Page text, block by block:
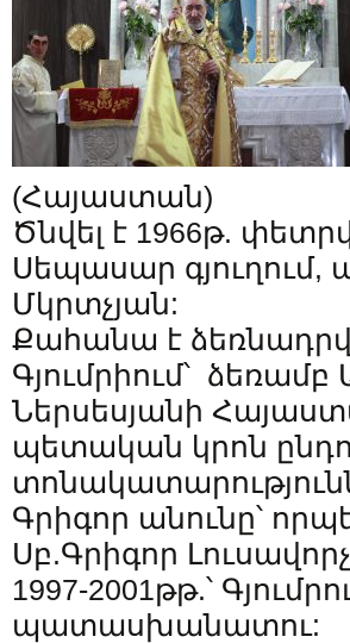
(Հայաստան)
Ծնվել է 1966թ.
Սեպասար գյուղում,
Մկրտչյան:
Քահանա է
Գյումրիում՝
Ներսեսյանի
պետական կրոն
Գրիգոր անունը՝
Սբ.Գրիգոր
1997-2001թթ.՝
պատասխանատու: